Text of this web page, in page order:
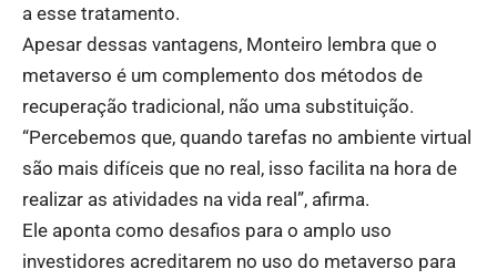
a esse tratamento.
Apesar dessas vantagens, Monteiro lembra que o
metaverso é um complemento dos métodos de
recuperação tradicional, não uma substituição.
“Percebemos que, quando tarefas no ambiente virtual
são mais difíceis que no real, isso facilita na hora de
realizar as atividades na vida real”, afirma.
Ele aponta como desafios para o amplo uso
investidores acreditarem no uso do metaverso para